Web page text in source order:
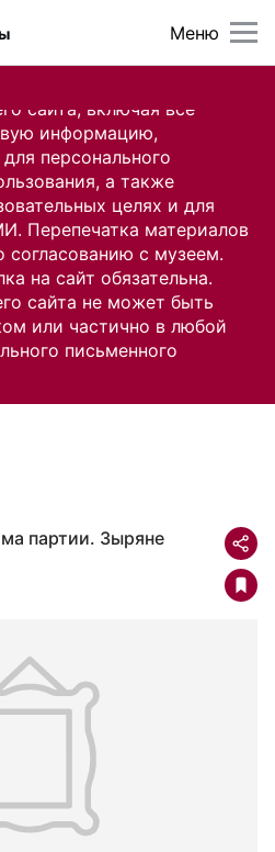
сайта, включая все
информацию,
персонального
а также
целях и для
Перепечатка материалов
согласованию с музеем.
на сайт обязательна.
сайта не может быть
или частично в любой
письменного
Меню
партии. Зыряне